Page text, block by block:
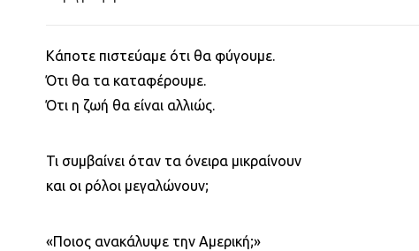
Κάποτε πιστεύαμε ότι θα φύγουμε.
Ότι θα τα καταφέρουμε.
Ότι η ζωή θα είναι αλλιώς.
Τι συμβαίνει όταν τα όνειρα μικραίνουν
και οι ρόλοι μεγαλώνουν;
«Ποιος ανακάλυψε την Αμερική;»